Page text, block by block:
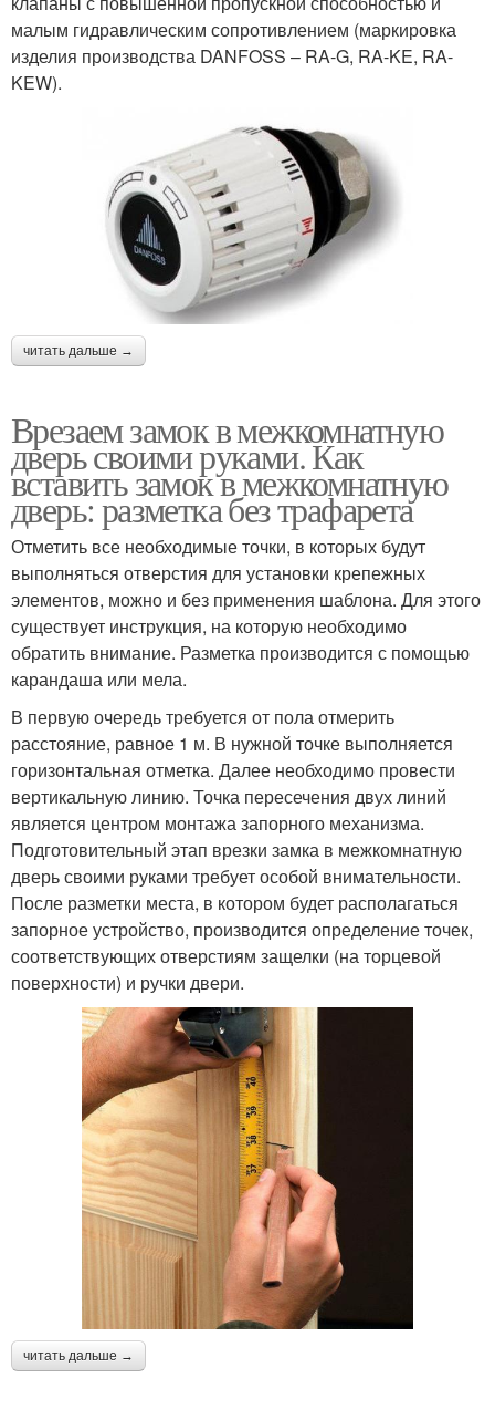
малым гидравлическим сопротивлением (маркировка
изделия производства DANFOSS – RA-G, RA-KE, RA-
KEW).
читать дальше →
Врезаем замок в межкомнатную
дверь своими руками. Как
вставить замок в межкомнатную
дверь: разметка без трафарета
Отметить все необходимые точки, в которых будут
выполняться отверстия для установки крепежных
элементов, можно и без применения шаблона. Для этого
существует инструкция, на которую необходимо
обратить внимание. Разметка производится с помощью
карандаша или мела.
В первую очередь требуется от пола отмерить
расстояние, равное 1 м. В нужной точке выполняется
горизонтальная отметка. Далее необходимо провести
вертикальную линию. Точка пересечения двух линий
является центром монтажа запорного механизма.
Подготовительный этап врезки замка в межкомнатную
дверь своими руками требует особой внимательности.
После разметки места, в котором будет располагаться
запорное устройство, производится определение точек,
соответствующих отверстиям защелки (на торцевой
поверхности) и ручки двери.
читать дальше →